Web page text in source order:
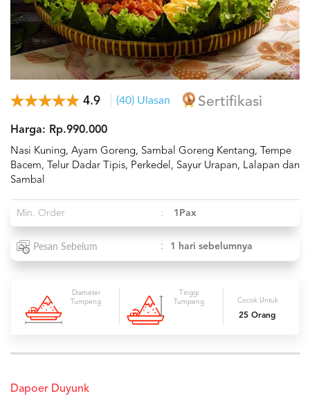
4.9 (40) Ulasan Sertifikasi
Harga: Rp.990.000
Nasi Kuning, Ayam Goreng, Sambal Goreng Kentang, Tempe
Bacem, Telur Dadar Tipis, Perkedel, Sayur Urapan, Lalapan dan
Sambal
Min. Order : 1Pax
Pesan Sebelum : 1 hari sebelumnya
Diameter
Tumpeng
Tinggi
Tumpeng
Cocok Untuk
25 Orang
Dapoer Duyunk